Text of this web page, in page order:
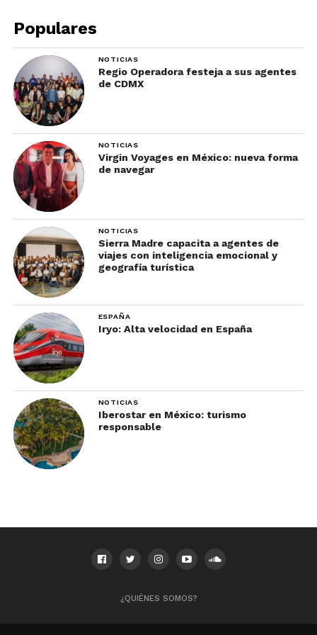
último beso en el dorso de la mano.
El callejón del beso es, sin duda, una de las
leyendas más populares no sólo de
sino de México.
¡Conoce más historias con
Travel Report!
Populares
NOTICIAS
Regio Operadora festeja a sus agentes
de CDMX
NOTICIAS
Virgin Voyages en México: nueva forma
de navegar
NOTICIAS
Sierra Madre capacita a agentes de
viajes con inteligencia emocional y
geografía turística
ESPAÑA
Iryo: Alta velocidad en España
NOTICIAS
Iberostar en México: turismo
responsable
¿QUIÉNES SOMOS?